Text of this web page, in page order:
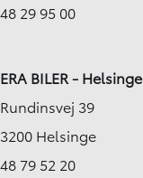
48 29 95 00
ERA BILER - Helsinge
Rundinsvej 39
3200 Helsinge
48 79 52 20